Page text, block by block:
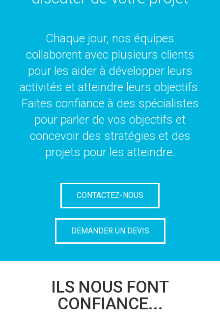
Chaque jour, nos équipes
collaborent avec plusieurs clients
pour les aider à développer leurs
activités et atteindre leurs objectifs.
Faites confiance à des spécialistes
pour parler de vos objectifs et
concevoir des stratégies et des
projets pour les atteindre.
CONTACTEZ-NOUS
DEMANDER UN DEVIS
ILS NOUS FONT
CONFIANCE...